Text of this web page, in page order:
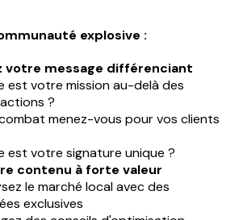
explosive :
votre message différenciant
est votre mission au-delà des
?
menez-vous pour vos clients
est votre signature unique ?
contenu à forte valeur
le marché local avec des
exclusives